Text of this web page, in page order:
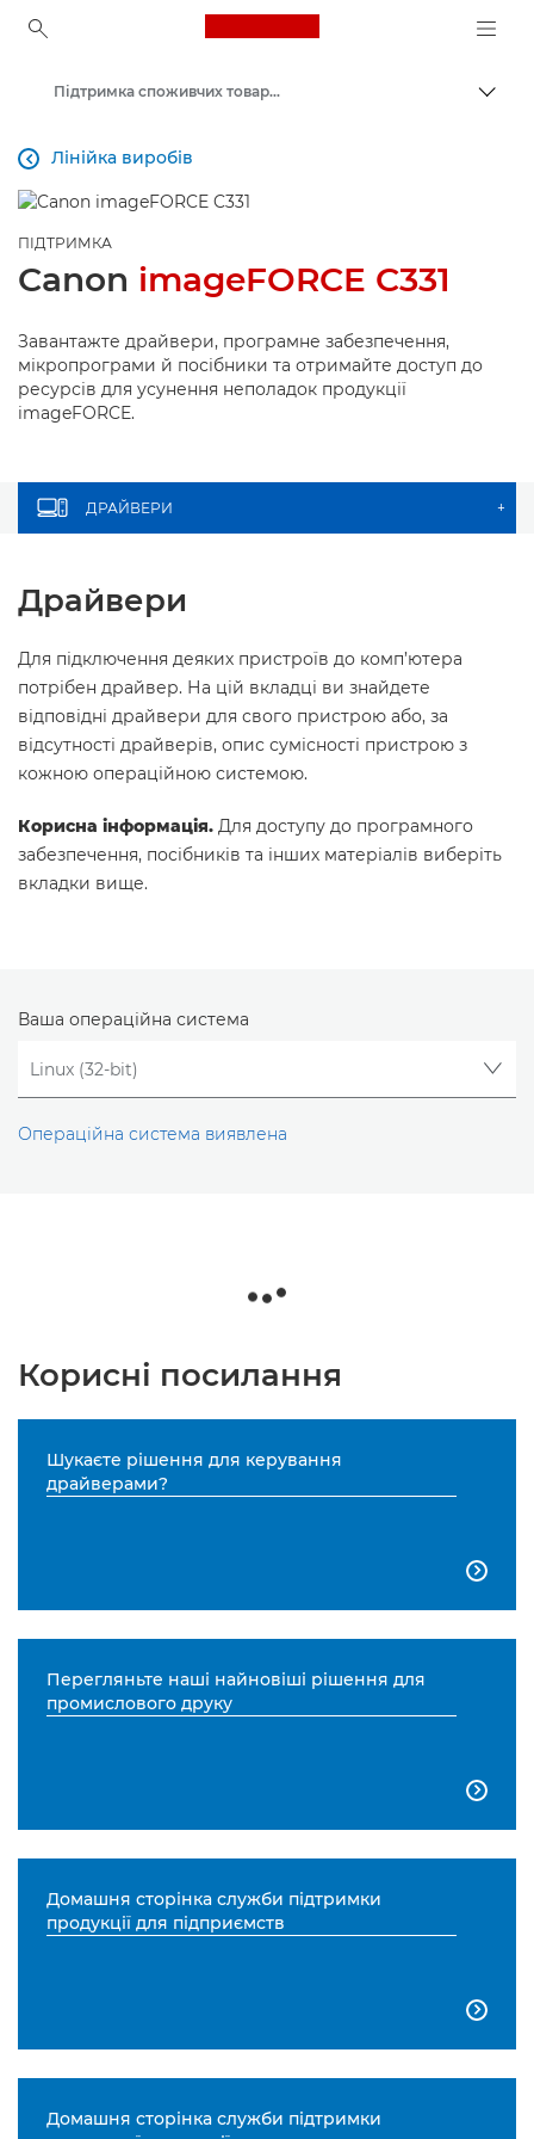
Canon Logo, back to
Підтримка споживчих товарів
Лінійка виробів

ПІДТРИМКА
Canon imageFORCE C331
Завантажте драйвери, програмне забезпечення,
мікропрограми й посібники та отримайте доступ до
ресурсів для усунення неполадок продукції
imageFORCE.
ДРАЙВЕРИ +
Драйвери
Для підключення деяких пристроїв до комп’ютера
потрібен драйвер. На цій вкладці ви знайдете
відповідні драйвери для свого пристрою або, за
відсутності драйверів, опис сумісності пристрою з
кожною операційною системою.
Корисна інформація. Для доступу до програмного
забезпечення, посібників та інших матеріалів виберіть
вкладки вище.
Ваша операційна система
Операційна система виявлена
Корисні посилання
Шукаєте рішення для керування
драйверами?

Перегляньте наші найновіші рішення для
промислового друку

Домашня сторінка служби підтримки
продукції для підприємств

Домашня сторінка служби підтримки